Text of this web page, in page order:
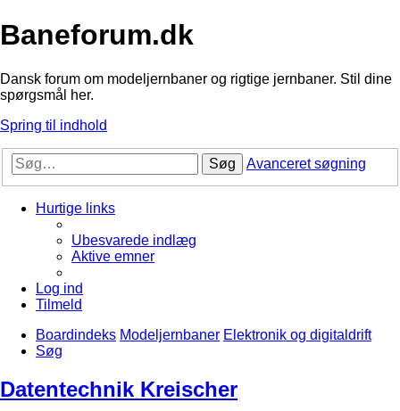
Baneforum.dk
Dansk forum om modeljernbaner og rigtige jernbaner. Stil dine
spørgsmål her.
Spring til indhold
Søg Avanceret søgning
Hurtige links
Ubesvarede indlæg
Aktive emner
Log ind
Tilmeld
Boardindeks Modeljernbaner Elektronik og digitaldrift
Søg
Datentechnik Kreischer